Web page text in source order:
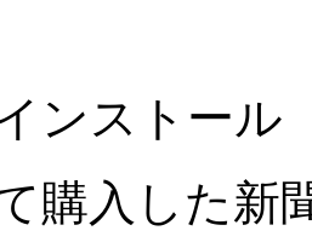
ンストール
購入した新